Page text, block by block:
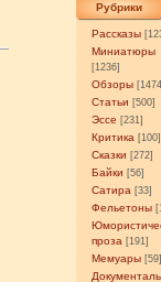
Рубрики
Рассказы
Миниатюры
[1236]
Обзоры
Статьи [500]
Эссе [231]
Критика [100]
Сказки [272]
Байки [56]
Сатира [33]
Фельетоны
проза [191]
Мемуары